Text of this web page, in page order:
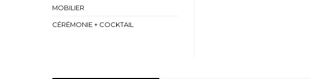
MOBILIER
CÉRÉMONIE + COCKTAIL